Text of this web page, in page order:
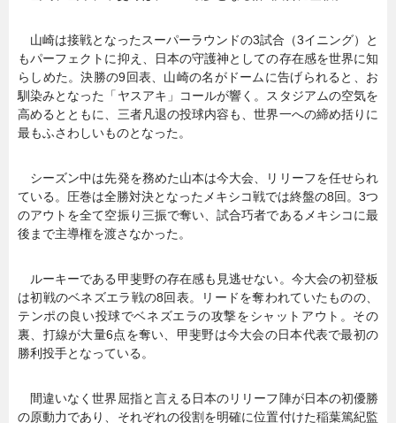
山崎は接戦となったスーパーラウンドの3試合（3イニング）と
もパーフェクトに抑え、日本の守護神としての存在感を世界に知
らしめた。決勝の9回表、山崎の名がドームに告げられると、お
馴染みとなった「ヤスアキ」コールが響く。スタジアムの空気を
高めるとともに、三者凡退の投球内容も、世界一への締め括りに
最もふさわしいものとなった。
シーズン中は先発を務めた山本は今大会、リリーフを任せられ
ている。圧巻は全勝対決となったメキシコ戦では終盤の8回。3つ
のアウトを全て空振り三振で奪い、試合巧者であるメキシコに最
後まで主導権を渡さなかった。
ルーキーである甲斐野の存在感も見逃せない。今大会の初登板
は初戦のベネズエラ戦の8回表。リードを奪われていたものの、
テンポの良い投球でベネズエラの攻撃をシャットアウト。その
裏、打線が大量6点を奪い、甲斐野は今大会の日本代表で最初の
勝利投手となっている。
間違いなく世界屈指と言える日本のリリーフ陣が日本の初優勝
の原動力であり、それぞれの役割を明確に位置付けた稲葉篤紀監